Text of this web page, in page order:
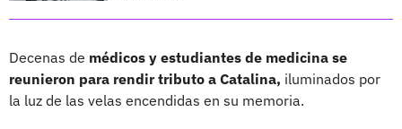
Decenas de médicos y estudiantes de medicina se
reunieron para rendir tributo a Catalina, iluminados por
la luz de las velas encendidas en su memoria.